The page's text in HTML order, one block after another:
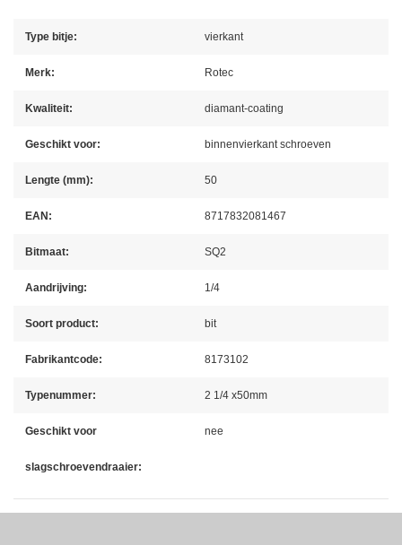
Type bitje: vierkant
Merk: Rotec
Kwaliteit: diamant-coating
Geschikt voor: binnenvierkant schroeven
Lengte (mm): 50
EAN: 8717832081467
Bitmaat: SQ2
Aandrijving: 1/4
Soort product: bit
Fabrikantcode: 8173102
Typenummer: 2 1/4 x50mm
Geschikt voor
slagschroevendraaier:
nee